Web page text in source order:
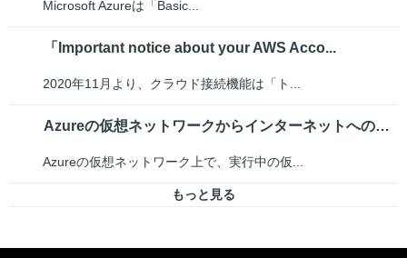
Microsoft Azureは「Basic...
「Important notice about your AWS Acco...
2020年11月より、クラウド接続機能は「ト...
Azureの仮想ネットワークからインターネットへの通信が、beat-box...
Azureの仮想ネットワーク上で、実行中の仮...
もっと見る